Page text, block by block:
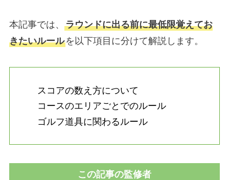
本記事では、 ラウンドに出る前に最低限覚えてお
きたいルールを以下項目に分けて解説します。
スコアの数え方について
コースのエリアごとでのルール
ゴルフ道具に関わるルール
この記事の監修者